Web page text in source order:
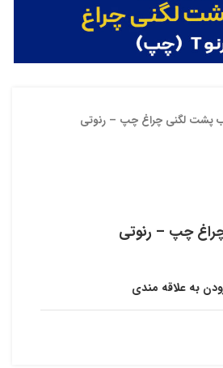
پشت لگنی چراغ چپ – رنوتی
چپ – رنوتی
به علاقه مندی